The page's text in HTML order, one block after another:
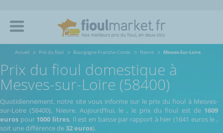
Accueil Prix du fioul Bourgogne-Franche-Comte Nievre Mesves-Sur-Loire
Prix du fioul domestique à
Mesves-sur-Loire (58400)
Quotidiennement, notre site vous informe sur le prix du fioul à Mesves-
sur-Loire (58400), Nievre. Aujourd’hui, le , le prix du fioul est de 1609
euros pour 1000 litres. Il est en baisse par rapport à hier (1641 euros le,
soit une différence de32 euros).